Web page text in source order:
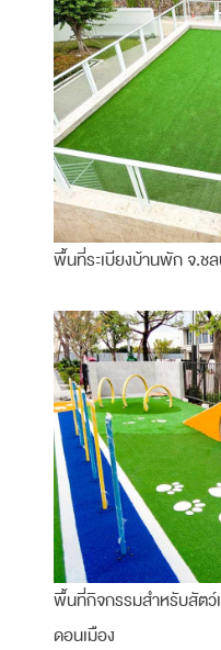
พื้นที่ระเบียงบ้านพัก จ.ช
พื้นที่กิจกรรมสำหรับสัตว์เ
ดอนเมือง